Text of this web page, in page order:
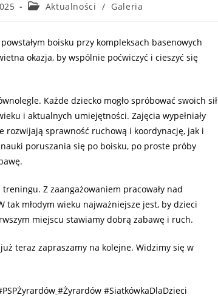
Aktualności / Galeria
boisku przy kompleksach basenowych
okazja, by wspólnie poćwiczyć i cieszyć się
Każde dziecko mogło spróbować swoich sił
i aktualnych umiejętności. Zajęcia wypełniały
rozwijają sprawność ruchową i koordynację, jak i
poruszania się po boisku, po proste próby
Z zaangażowaniem pracowały nad
młodym wieku najważniejsze jest, by dzieci
miejscu stawiamy dobrą zabawę i ruch.
teraz zapraszamy na kolejne. Widzimy się w
#Żyrardów #SiatkówkaDlaDzieci